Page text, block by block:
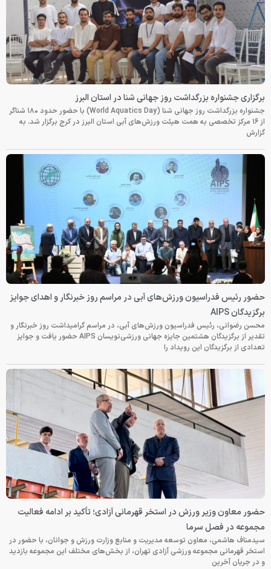
برگزاری جشنواره بزرگداشت روز جهانی شنا در استان البرز
جشنواره بزرگداشت روز جهانی شنا (World Aquatics Day) با حضور حدود ۱۸۰ شناگر
از ۱۶ مرکز تخصصی به همت هیئت ورزش‌های آبی استان البرز در کرج برگزار شد. به
گزارش
حضور رئیس فدراسیون ورزش‌های آبی در مراسم روز خبرنگار و اهدای جوایز
برگزیدگان AIPS
محسن رضوانی، رئیس فدراسیون ورزش‌های آبی، در مراسم گرامیداشت روز خبرنگار و
تقدیر از برگزیدگان هشتمین جایزه جهانی ورزشی‌نویسان AIPS حضور یافت و جوایز
تعدادی از برگزیدگان این رویداد را
حضور معاون وزیر ورزش در استخر قهرمانی آزادی؛ تأکید بر ادامه فعالیت
مجموعه در فصل سرما
سیدمناف هاشمی، معاون توسعه مدیریت و منابع وزارت ورزش و جوانان، با حضور در
استخر قهرمانی مجموعه ورزشی آزادی تهران، از بخش‌های مختلف این مجموعه بازدید
و در جریان آخرین